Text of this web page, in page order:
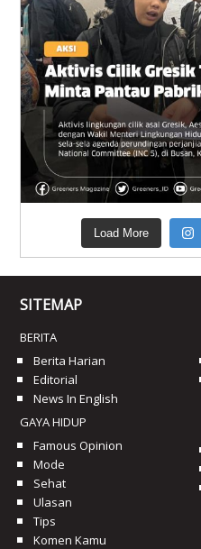
Load More
SITEMAP
BERITA
Berita Harian
Editorial
News In English
GAYA HIDUP
Famous Opinion
Mode
Sehat
Ulasan
Tips
Komen Kamu